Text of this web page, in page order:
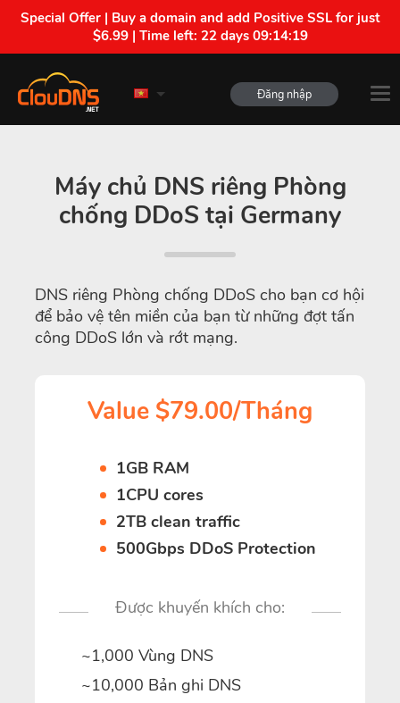
Special Offer | Buy a domain and add Positive SSL for just
$6.99 | Time left: 22 days 09:14:19
Đăng nhập
Máy chủ DNS riêng Phòng
chống DDoS tại Germany
DNS riêng Phòng chống DDoS cho bạn cơ hội
để bảo vệ tên miền của bạn từ những đợt tấn
công DDoS lớn và rớt mạng.
Value $79.00/Tháng
1GB RAM
1CPU cores
2TB clean traffic
500Gbps DDoS Protection
Được khuyến khích cho:
~1,000 Vùng DNS
~10,000 Bản ghi DNS